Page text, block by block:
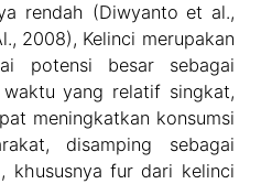
rendah (Diwyanto et al.,
2008), Kelinci merupakan
potensi besar sebagai
yang relatif singkat,
meningkatkan konsumsi
disamping sebagai
khususnya fur dari kelinci